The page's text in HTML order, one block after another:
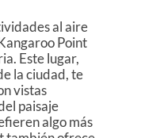
al aire
Point
Este lugar,
la ciudad, te
vistas
paisaje
algo más